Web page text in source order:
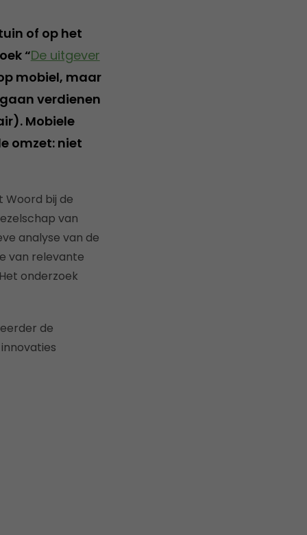
of op het
“De uitgever
mobiel, maar
verdienen
Mobiele
omzet: niet
Woord bij de
van
analyse van de
van relevante
onderzoek
de